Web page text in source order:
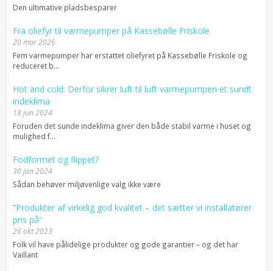
Den ultimative pladsbesparer
Fra oliefyr til varmepumper på Kassebølle Friskole
20 mar 2026
Fem varmepumper har erstattet oliefyret på Kassebølle Friskole og
reduceret b...
Hot and cold: Derfor sikrer luft til luft varmepumpen et sundt
indeklima
18 jun 2024
Foruden det sunde indeklima giver den både stabil varme i huset og
mulighed f...
Fodformet og flippet?
30 jan 2024
Sådan behøver miljøvenlige valg ikke være
”Produkter af virkelig god kvalitet – det sætter vi installatører
pris på”
26 okt 2023
Folk vil have pålidelige produkter og gode garantier – og det har
Vaillant